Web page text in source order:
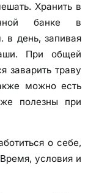
Хранить в
банке в
в день, запивая
При общей
заварить траву
можно есть
полезны при
о себе,
условия и